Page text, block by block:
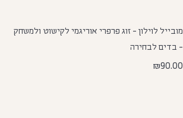
מובייל לוילון - זוג פרפרי אוריגמי לקישוט ולמשחק
- בדים לבחירה
₪90.00